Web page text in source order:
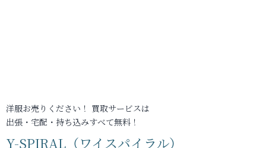
洋服お売りください！ 買取サービスは
出張・宅配・持ち込みすべて無料！
Y-SPIRAL（ワイスパイラル）